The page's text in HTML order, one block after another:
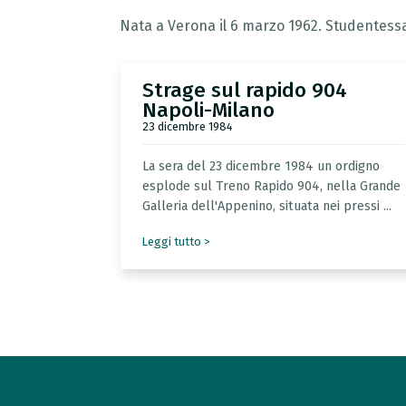
Nata a Verona il 6 marzo 1962.
Strage sul rapido 904
Napoli-Milano
23 dicembre 1984
La sera del 23 dicembre 1984 un ordigno
esplode sul Treno Rapido 904, nella Grande
Galleria dell'Appenino, situata nei pressi ...
Leggi tutto >